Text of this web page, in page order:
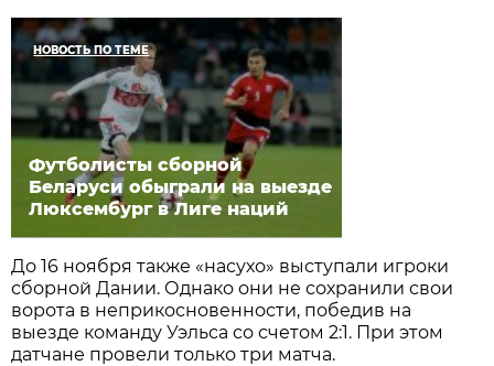
НОВОСТЬ ПО ТЕМЕ
Футболисты сборной
Беларуси обыграли на выезде
Люксембург в Лиге наций
До 16 ноября также «насухо» выступали игроки
сборной Дании. Однако они не сохранили свои
ворота в неприкосновенности, победив на
выезде команду Уэльса со счетом 2:1. При этом
датчане провели только три матча.